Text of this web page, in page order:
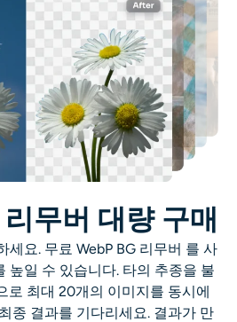
무버 대량 구매
세요. 무료 WebP BG 리무버 를 사
높일 수 있습니다. 타의 추종을 불
로 최대 20개의 이미지를 동시에
종 결과를 기다리세요. 결과가 만